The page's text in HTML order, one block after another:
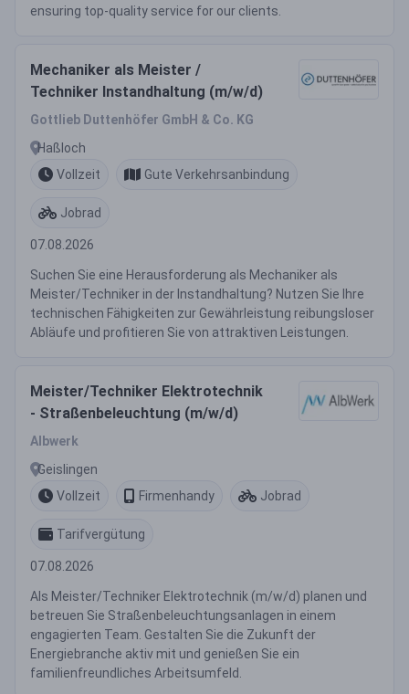
ensuring top-quality service for our clients.
Mechaniker als Meister /
Techniker Instandhaltung (m/w/d)
Gottlieb Duttenhöfer GmbH & Co. KG
Haßloch
Vollzeit
Gute Verkehrsanbindung
Jobrad
07.08.2026
Suchen Sie eine Herausforderung als Mechaniker als
Meister/Techniker in der Instandhaltung? Nutzen Sie Ihre
technischen Fähigkeiten zur Gewährleistung reibungsloser
Abläufe und profitieren Sie von attraktiven Leistungen.
Meister/Techniker Elektrotechnik
- Straßenbeleuchtung (m/w/d)
Albwerk
Geislingen
Vollzeit
Firmenhandy Jobrad
Tarifvergütung
07.08.2026
Als Meister/Techniker Elektrotechnik (m/w/d) planen und
betreuen Sie Straßenbeleuchtungsanlagen in einem
engagierten Team. Gestalten Sie die Zukunft der
Energiebranche aktiv mit und genießen Sie ein
familienfreundliches Arbeitsumfeld.